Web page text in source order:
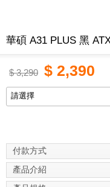
華碩 A31 PLUS 黑
$3,290 $ 2,390
付款方式
產品介紹